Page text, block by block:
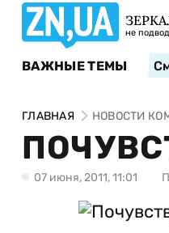
не
ВАЖНЫЕ ТЕМЫ
ГЛАВНАЯ НОВОСТИ
07 июня, 2011, 11:01